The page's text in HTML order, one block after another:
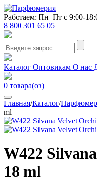
Работаем: Пн–Пт с 9:00-
8 800 301 65 05
Каталог Оптовикам О нас
0 товара(ов)
Главная/Каталог/
ml
W422
18 ml